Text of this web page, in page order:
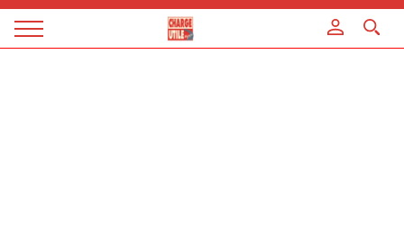
Magazine
Panneau de gestion des cookies